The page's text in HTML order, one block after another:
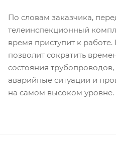
По словам заказчика,
телеинспекционный
время приступит к
позволит сократить
состояния трубопроводов,
аварийные ситуации и
на самом высоком уровне.